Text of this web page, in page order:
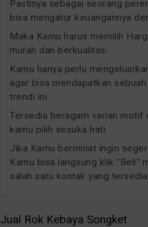
Pastinya sebagai seorang
bisa mengatur keuangannya
Maka Kamu harus memilih
murah dan berkualitas.
Kamu hanya perlu
agar bisa mendapatkan
trendi ini.
Tersedia beragam varian motif
kamu pilih sesuka hati.
Jika Kamu berminat ingin
Kamu bisa langsung klik "Beli"
salah satu kontak yang
Jual Rok Kebaya Songket